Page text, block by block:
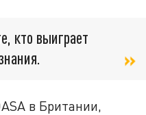
кто выиграет
в Британии,